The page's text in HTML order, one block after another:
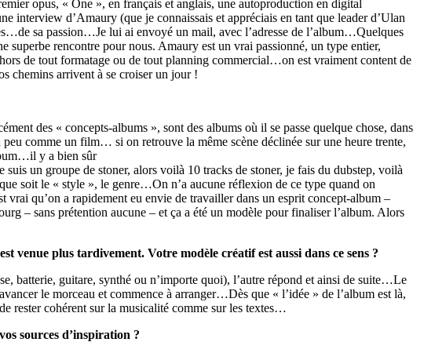
opus, « One », en français et anglais, une autoproduction en digital
interview d’Amaury (que je connaissais et appréciais en tant que leader d’Ulan
sa passion…Je lui ai envoyé un mail, avec l’adresse de l’album…Quelques
rencontre pour nous. Amaury est un vrai passionné, un type entier,
de tout formatage ou de tout planning commercial…on est vraiment content de
chemins arrivent à se croiser un jour !
des « concepts-albums », sont des albums où il se passe quelque chose, dans
peu comme un film… si on retrouve la même scène déclinée sur une heure trente,
y a bien sûr
un groupe de stoner, alors voilà 10 tracks de stoner, je fais du dubstep, voilà
soit le « style », le genre…On n’a aucune réflexion de ce type quand on
qu’on a rapidement eu envie de travailler dans un esprit concept-album –
– sans prétention aucune – et ça a été un modèle pour finaliser l’album. Alors
venue plus tardivement. Votre modèle créatif est aussi dans ce sens ?
batterie, guitare, synthé ou n’importe quoi), l’autre répond et ainsi de suite…Le
le morceau et commence à arranger…Dès que « l’idée » de l’album est là,
rester cohérent sur la musicalité comme sur les textes…
sources d’inspiration ?